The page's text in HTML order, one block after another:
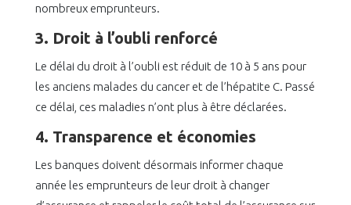
nombreux emprunteurs.
3. Droit à l’oubli renforcé
Le délai du droit à l’oubli est réduit de 10 à 5 ans pour
les anciens malades du cancer et de l’hépatite C. Passé
ce délai, ces maladies n’ont plus à être déclarées.
4. Transparence et économies
Les banques doivent désormais informer chaque
année les emprunteurs de leur droit à changer